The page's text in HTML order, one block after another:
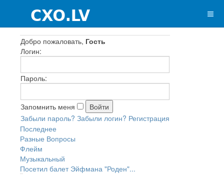
Добро пожаловать, Гость
Логин:
Пароль:
Запомнить меня
Забыли пароль? Забыли логин? Регистрация
Последнее
Разные Вопросы
Флейм
Музыкальный
Посетил балет Эйфмана "Роден"...